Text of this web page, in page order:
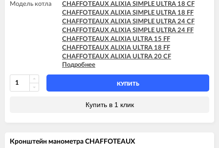
Модель котла
CHAFFOTEAUX ALIXIA SIMPLE ULTRA 18 CF
CHAFFOTEAUX ALIXIA SIMPLE ULTRA 18 FF
CHAFFOTEAUX ALIXIA SIMPLE ULTRA 24 CF
CHAFFOTEAUX ALIXIA SIMPLE ULTRA 24 FF
CHAFFOTEAUX ALIXIA ULTRA 15 FF
CHAFFOTEAUX ALIXIA ULTRA 18 FF
CHAFFOTEAUX ALIXIA ULTRA 20 CF
CHAFFOTEAUX ALIXIA ULTRA 20 FF
CHAFFOTEAUX ALIXIA ULTRA 24 CF
CHAFFOTEAUX ALIXIA ULTRA 24 FF
CHAFFOTEAUX INOA ULTRA 24 FF
CHAFFOTEAUX PIGMA ULTRA 25 FF
CHAFFOTEAUX PIGMA ULTRA SYSTEM 30 FF
Подробнее
КУПИТЬ
Купить в 1 клик
Кронштейн манометра CHAFFOTEAUX